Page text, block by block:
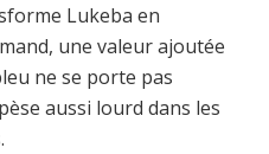
Lukeba en
une valeur ajoutée
ne se porte pas
aussi lourd dans les